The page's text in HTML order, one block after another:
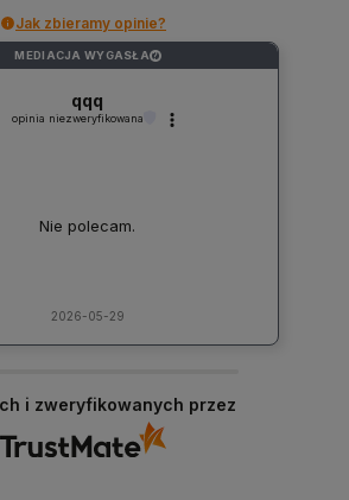
Jak zbieramy opinie?
MEDIACJA WYGASŁA ?
qqq
opinia niezweryfikowana
Nie polecam.
2026-05-29
i zweryfikowanych przez